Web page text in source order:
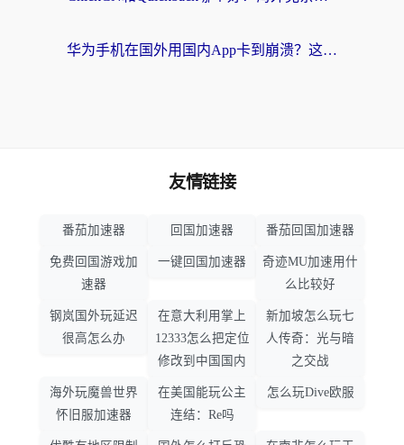
华为手机在国外用国内App卡到崩溃？这篇加速器指南帮你无缝刷剧打游戏
友情链接
番茄加速器 回国加速器 番茄回国加速器
免费回国游戏加
速器
一键回国加速器
奇迹MU加速用什
么比较好
钢岚国外玩延迟
很高怎么办
在意大利用掌上
12333怎么把定位
修改到中国国内
新加坡怎么玩七
人传奇：光与暗
之交战
海外玩魔兽世界
怀旧服加速器
在美国能玩公主
连结：Re吗
怎么玩Dive欧服